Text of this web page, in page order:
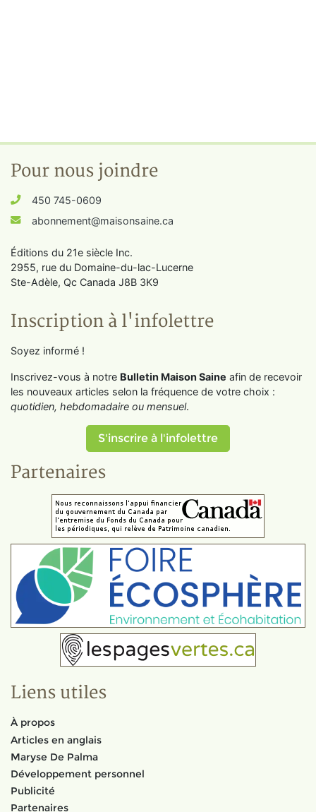
Pour nous joindre
450 745-0609
abonnement@maisonsaine.ca
Éditions du 21e siècle Inc.
2955, rue du Domaine-du-lac-Lucerne
Ste-Adèle, Qc Canada J8B 3K9
Inscription à l'infolettre
Soyez informé !
Inscrivez-vous à notre Bulletin Maison Saine afin de recevoir
les nouveaux articles selon la fréquence de votre choix :
quotidien, hebdomadaire ou mensuel.
S'inscrire à l'infolettre
Partenaires
Liens utiles
À propos
Articles en anglais
Maryse De Palma
Développement personnel
Publicité
Partenaires